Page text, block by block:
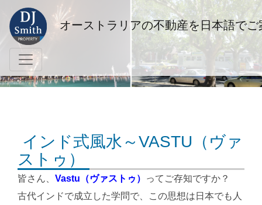
オーストラリアの不動産を日本語でご
インド式風水～VASTU（ヴァ
ストゥ）
皆さん、 Vastu（ヴァストゥ）
ってご存知ですか？
古代インドで成立した学問で、この思想は日本でも人